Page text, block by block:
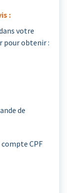
:
votre
pour obtenir :
de
CPF